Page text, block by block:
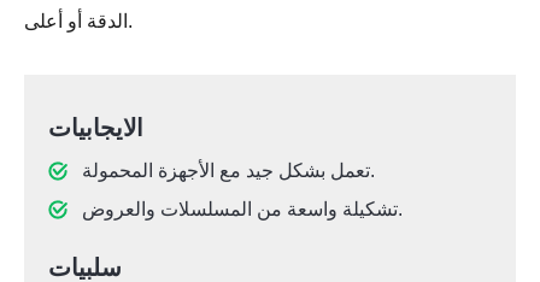
الدقة أو أعلى.
الايجابيات
تعمل بشكل جيد مع الأجهزة المحمولة.
تشكيلة واسعة من المسلسلات والعروض.
سلبيات